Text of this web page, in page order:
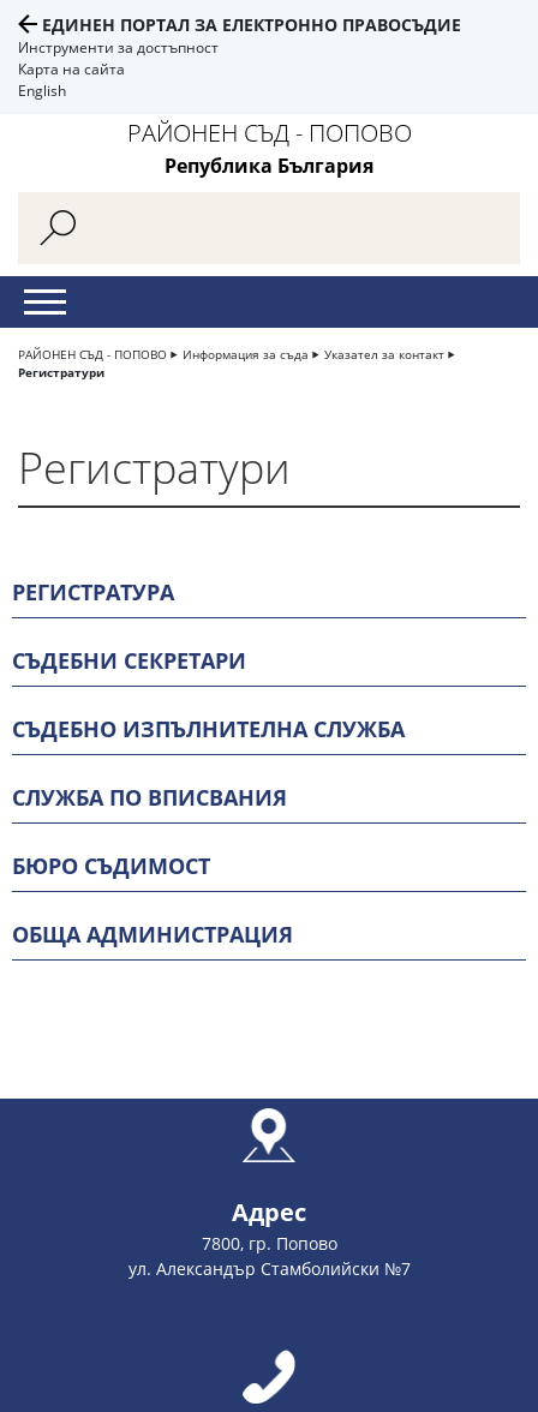
ЕДИНЕН ПОРТАЛ ЗА ЕЛЕКТРОННО ПРАВОСЪДИЕ
Инструменти за достъпност
Карта на сайта
English
РАЙОНЕН СЪД - ПОПОВО
Република България
РАЙОНЕН СЪД - ПОПОВО Информация за съда
Указател за контакт
Регистратури
Регистратури
РЕГИСТРАТУРА
СЪДЕБНИ СЕКРЕТАРИ
СЪДЕБНО ИЗПЪЛНИТЕЛНА СЛУЖБА
СЛУЖБА ПО ВПИСВАНИЯ
БЮРО СЪДИМОСТ
ОБЩА АДМИНИСТРАЦИЯ
Адрес
7800, гр. Попово
ул. Александър Стамболийски №7